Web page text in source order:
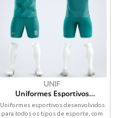
UNIF
Uniformes Esportivos
Personalizados Sublimados
Uniformes esportivos desenvolvidos
para todos os tipos de esporte, com